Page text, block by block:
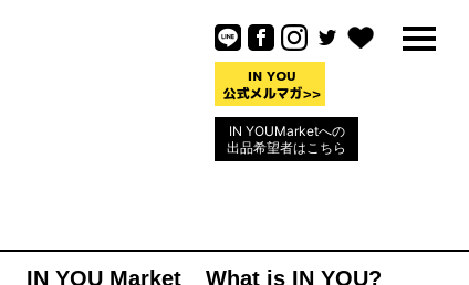
IN YOUMarketへの
出品希望者はこちら
IN YOU Market What is IN YOU?